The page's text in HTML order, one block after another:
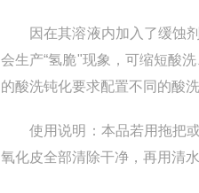
因在其溶液内加入了缓蚀剂
会生产“氢脆"现象，可缩短酸
的酸洗钝化要求配置不同的酸洗
使用说明：本品若用拖把或
氧化皮全部清除干净，再用清水